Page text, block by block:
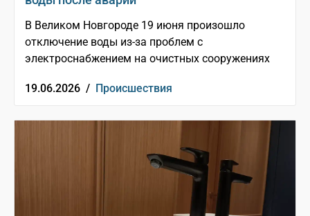
В Великом Новгороде 19 июня произошло
отключение воды из-за проблем с
электроснабжением на очистных сооружениях
19.06.2026 / Происшествия